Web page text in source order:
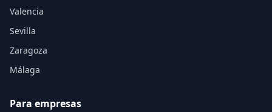
Valencia
Sevilla
Zaragoza
Málaga
Para empresas